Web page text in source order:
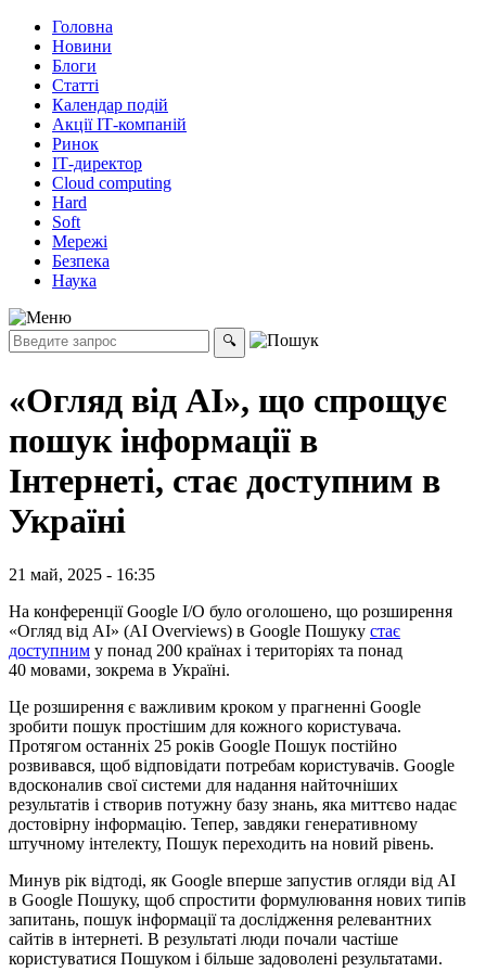
Головна
Новини
Блоги
Статті
Календар подій
Акції ІТ-компаній
Ринок
ІТ-директор
Cloud computing
Hard
Soft
Мережі
Безпека
Наука
«Огляд від AI», що спрощує
пошук інформації в
Інтернеті, стає доступним в
Україні
21 май, 2025 - 16:35
На конференції Google I/O було оголошено, що розширення
«Огляд від AI» (AI Overviews) в Google Пошуку стає
доступним у понад 200 країнах і територіях та понад
40 мовами, зокрема в Україні.
Це розширення є важливим кроком у прагненні Google
зробити пошук простішим для кожного користувача.
Протягом останніх 25 років Google Пошук постійно
розвивався, щоб відповідати потребам користувачів. Google
вдосконалив свої системи для надання найточніших
результатів і створив потужну базу знань, яка миттєво надає
достовірну інформацію. Тепер, завдяки генеративному
штучному інтелекту, Пошук переходить на новий рівень.
Минув рік відтоді, як Google вперше запустив огляди від AI
в Google Пошуку, щоб спростити формулювання нових типів
запитань, пошук інформації та дослідження релевантних
сайтів в інтернеті. В результаті люди почали частіше
користуватися Пошуком і більше задоволені результатами.